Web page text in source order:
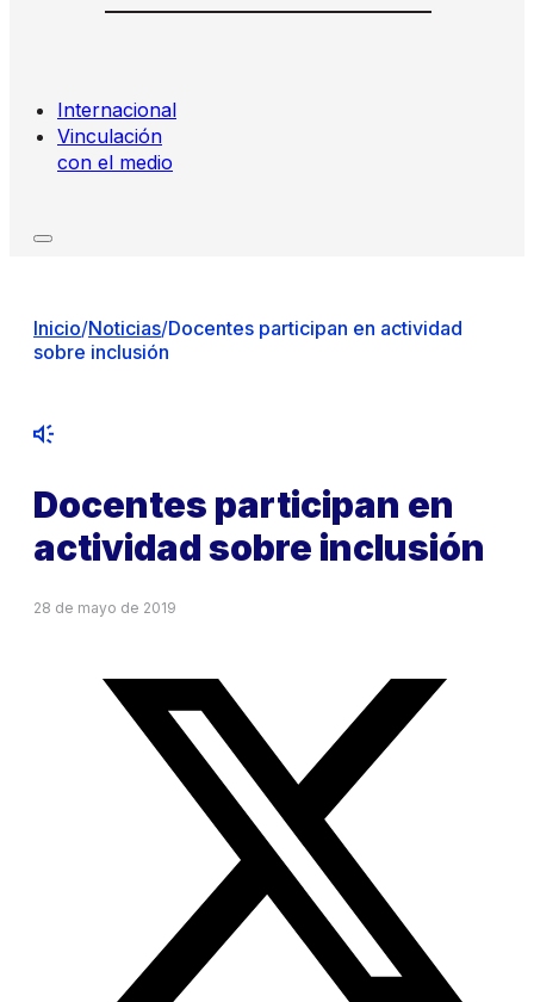
Internacional
Vinculación
con el medio
Inicio/Noticias/Docentes participan en actividad
sobre inclusión
Docentes participan en
actividad sobre inclusión
28 de mayo de 2019